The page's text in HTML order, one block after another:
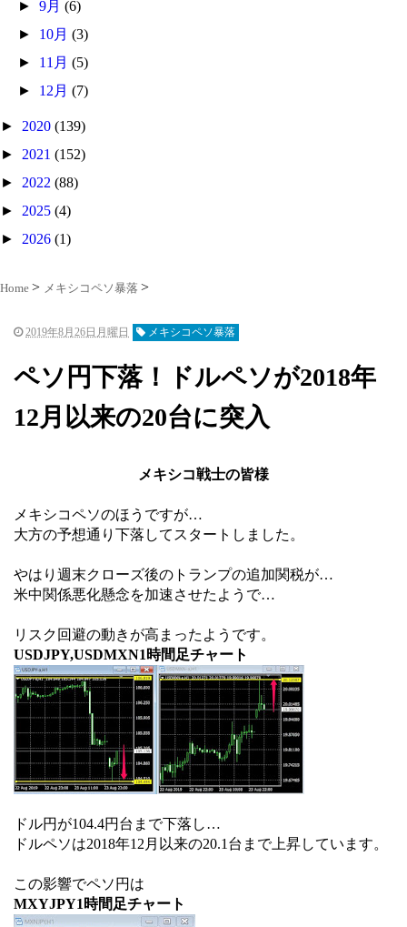
►9月(6)
► 10月(3)
► 11月(5)
► 12月(7)
► 2020 (139)
► 2021 (152)
► 2022 (88)
► 2025 (4)
► 2026 (1)
Home メキシコペソ暴落
2019年8月26日月曜日 メキシコペソ暴落
ペソ円下落！ドルペソが2018年
12月以来の20台に突入
メキシコ戦士の皆様
メキシコペソのほうですが…
大方の予想通り下落してスタートしました。
やはり週末クローズ後のトランプの追加関税が…
米中関係悪化懸念を加速させたようで…
リスク回避の動きが高まったようです。
USDJPY,USDMXN1時間足チャート
ドル円が104.4円台まで下落し…
ドルペソは2018年12月以来の20.1台まで上昇しています。
この影響でペソ円は
MXYJPY1時間足チャート